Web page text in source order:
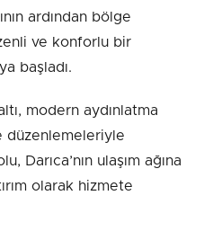
ardından bölge
ve konforlu bir
başladı.
modern aydınlatma
düzenlemeleriyle
Darıca’nın ulaşım ağına
olarak hizmete